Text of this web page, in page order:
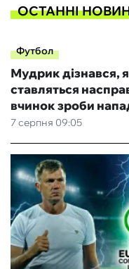
ОСТАННІ
Футбол
7 серпня 09:05
Мудрик дізнався,
ставляться
вчинок зроби